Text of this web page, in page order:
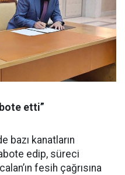
etti”
bazı kanatların
edip, süreci
fesih çağrısına